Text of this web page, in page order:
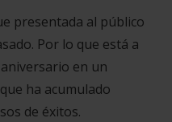
presentada al público
Por lo que está a
en un
ha acumulado
de éxitos.